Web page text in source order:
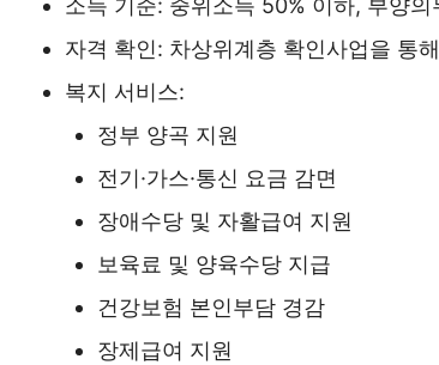
소득 기준: 중위소득 50% 이하, 부양의
자격 확인: 차상위계층 확인사업을 통
복지 서비스:
정부 양곡 지원
전기·가스·통신 요금 감면
장애수당 및 자활급여 지원
보육료 및 양육수당 지급
건강보험 본인부담 경감
장제급여 지원